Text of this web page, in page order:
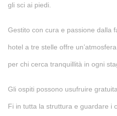
gli sci ai piedi.
Gestito con cura e passione dalla
hotel a tre stelle offre
per chi cerca tranquillità in ogni
Gli ospiti possono usufruire
Fi in tutta la struttura e guardare i